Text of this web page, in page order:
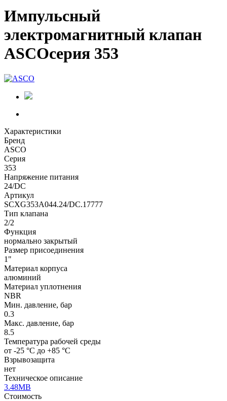
Импульсный
электромагнитный клапан
ASCOсерия 353
Характеристики
Бренд
ASCO
Серия
353
Напряжение питания
24/DC
Артикул
SCXG353A044.24/DC.17777
Тип клапана
2/2
Функция
нормально закрытый
Размер присоединения
1"
Материал корпуса
алюминий
Материал уплотнения
NBR
Мин. давление, бар
0.3
Макс. давление, бар
8.5
Температура рабочей среды
от -25 °C до +85 °C
Взрывозащита
нет
Техническое описание
3.48MB
Стоимость